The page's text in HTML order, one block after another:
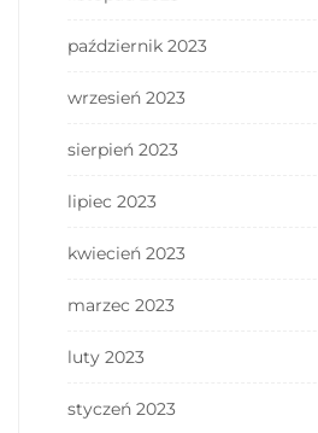
październik 2023
wrzesień 2023
sierpień 2023
lipiec 2023
kwiecień 2023
marzec 2023
luty 2023
styczeń 2023